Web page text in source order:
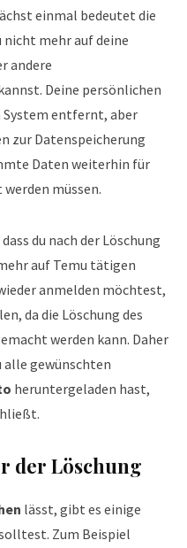
einmal bedeutet die
nicht mehr auf deine
andere
Deine persönlichen
System entfernt, aber
zur Datenspeicherung
Daten weiterhin für
müssen.
du nach der Löschung
auf Temu tätigen
anmelden möchtest,
da die Löschung des
werden kann. Daher
gewünschten
heruntergeladen hast,
der Löschung
lässt, gibt es einige
Zum Beispiel